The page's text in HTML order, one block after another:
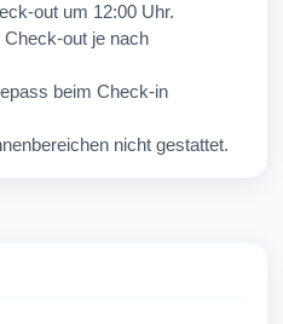
Abbrechen
out um 12:00 Uhr.
out je nach
beim Check-in
nicht gestattet.